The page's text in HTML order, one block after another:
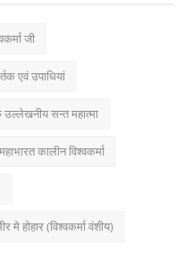
जी
एवं उपाधियां
सन्त महात्मा
महाभारत कालीन विश्वकर्मा
मे होहार (विश्वकर्मा वंशीय)